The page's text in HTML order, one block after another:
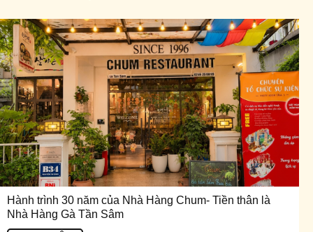
Hành trình 30 năm của Nhà Hàng Chum- Tiền thân là
Nhà Hàng Gà Tần Sâm